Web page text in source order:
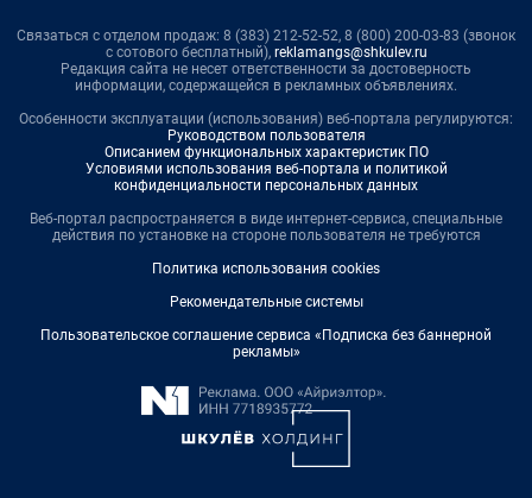
Связаться с отделом продаж: 8 (383) 212-52-52, 8 (800) 200-03-83 (звонок
с сотового бесплатный), reklamangs@shkulev.ru
Редакция сайта не несет ответственности за достоверность
информации, содержащейся в рекламных объявлениях.
Особенности эксплуатации (использования) веб-портала регулируются:
Руководством пользователя
Описанием функциональных характеристик ПО
Условиями использования веб-портала и политикой
конфиденциальности персональных данных
Веб-портал распространяется в виде интернет-сервиса, специальные
действия по установке на стороне пользователя не требуются
Политика использования cookies
Рекомендательные системы
Пользовательское соглашение сервиса «Подписка без баннерной
рекламы»